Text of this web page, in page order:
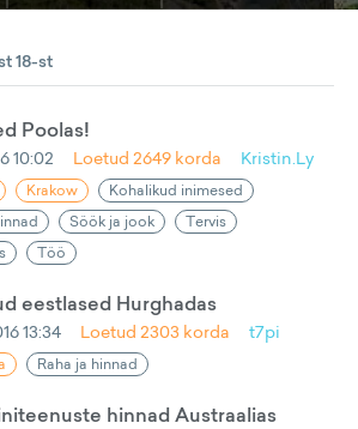
18-st
Poolas!
10:02 Loetud 2649 korda Kristin.Ly
Krakow
Kohalikud inimesed
Söök ja jook
Tervis
Töö
eestlased Hurghadas
13:34 Loetud 2303 korda t7pi
Raha ja hinnad
hinnad Austraalias